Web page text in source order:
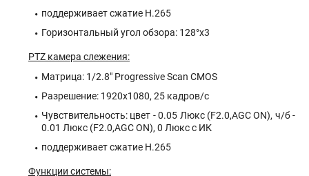
поддерживает сжатие H.265
Горизонтальный угол обзора: 128°x3
PTZ камера слежения:
Матрица: 1/2.8" Progressive Scan CMOS
Разрешение: 1920х1080, 25 кадров/с
Чувствительность: цвет - 0.05 Люкс (F2.0,AGC ON), ч/б -
0.01 Люкс (F2.0,AGC ON), 0 Люкс с ИК
поддерживает сжатие H.265
Функции системы: